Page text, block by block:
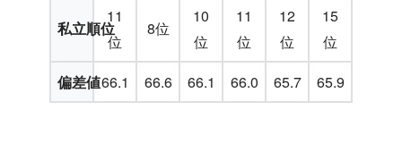
私立順位
11
位
8位
10
位
11
位
12
位
15
位
偏差値66.1 66.6 66.1 66.0 65.7 65.9